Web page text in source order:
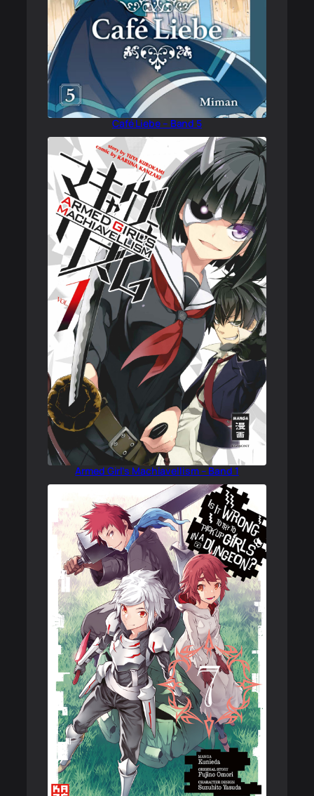
Café Liebe – Band 5
Armed Girl’s Machiavellism – Band 1